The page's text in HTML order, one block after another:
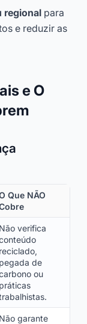
regional para
e reduzir as
e O
Que NÃO
Não verifica
reciclado,
pegada de
ou
práticas
Não garante